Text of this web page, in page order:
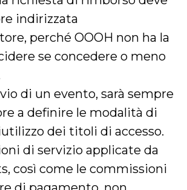
indirizzata
perché OOOH non ha la
se concedere o meno
di un evento, sarà sempre
a definire le modalità di
dei titoli di accesso.
di servizio applicate da
così come le commissioni